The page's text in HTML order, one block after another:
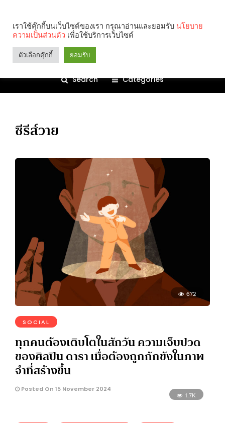
Search Categories
ซีรีส์วาย
672
SOCIAL
ทุกคนต้องเติบโตในสักวัน ความเจ็บปวด
ของศิลปิน ดารา เมื่อต้องถูกกักขังในภาพ
จำที่สร้างขึ้น
Posted On 15 November 2024
1.7K
เราใช้คุ๊กกี้บนเว็บไซต์ของเรา กรุณาอ่านและยอมรับ นโยบาย
ความเป็นส่วนตัว เพื่อใช้บริการเว็บไซต์
ตัวเลือกคุ๊กกี้ ยอมรับ